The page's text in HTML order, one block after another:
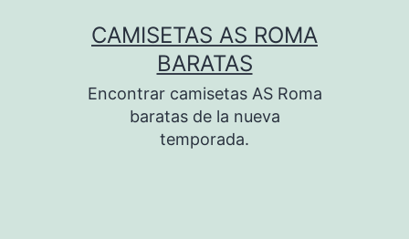
CAMISETAS AS ROMA
BARATAS
Encontrar camisetas AS Roma
baratas de la nueva
temporada.